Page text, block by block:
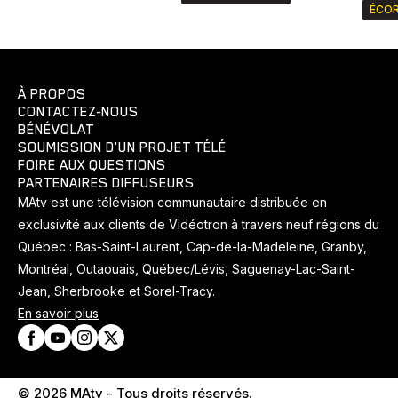
À PROPOS
CONTACTEZ-NOUS
BÉNÉVOLAT
SOUMISSION D'UN PROJET TÉLÉ
FOIRE AUX QUESTIONS
PARTENAIRES DIFFUSEURS
MAtv est une télévision communautaire distribuée en
exclusivité aux clients de Vidéotron à travers neuf régions du
Québec : Bas-Saint-Laurent, Cap-de-la-Madeleine, Granby,
Montréal, Outaouais, Québec/Lévis, Saguenay-Lac-Saint-
Jean, Sherbrooke et Sorel-Tracy.
En savoir plus
© 2026 MAtv - Tous droits réservés.